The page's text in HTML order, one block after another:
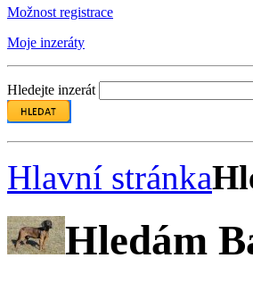
Možnost registrace
Moje inzeráty
Hledejte inzerát
Hlavní stránka
Hledám